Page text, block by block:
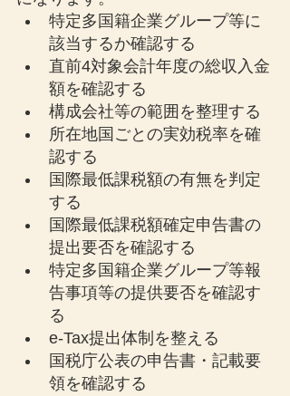
特定多国籍企業グループ等に
該当するか確認する
直前4対象会計年度の総収入金
額を確認する
構成会社等の範囲を整理する
所在地国ごとの実効税率を確
認する
国際最低課税額の有無を判定
する
国際最低課税額確定申告書の
提出要否を確認する
特定多国籍企業グループ等報
告事項等の提供要否を確認す
る
e-Tax提出体制を整える
国税庁公表の申告書・記載要
領を確認する